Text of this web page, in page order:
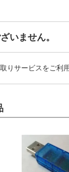
いません。
りサービスをご利